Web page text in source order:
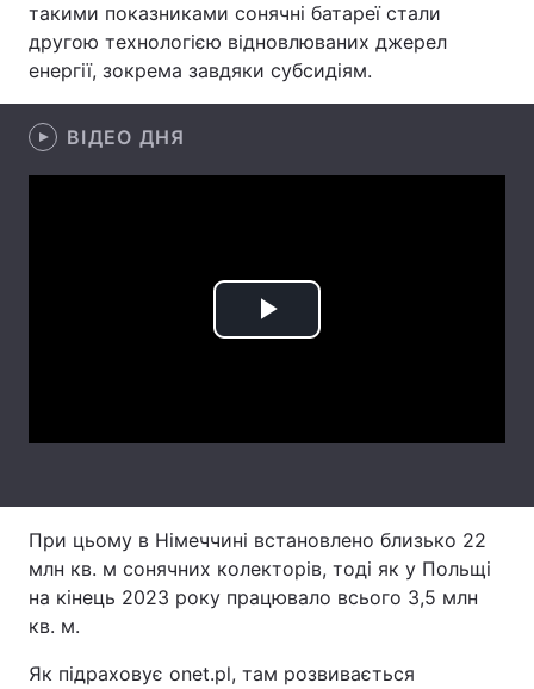
Інтерв'ю Думки
Архів
такими показниками сонячні батареї стали
другою технологією відновлюваних джерел
енергії, зокрема завдяки субсидіям.
ВІДЕО ДНЯ
Play
При цьому в Німеччині встановлено близько 22
млн кв. м сонячних колекторів, тоді як у Польщі
на кінець 2023 року працювало всього 3,5 млн
кв. м.
Як підраховує onet.pl, там розвивається